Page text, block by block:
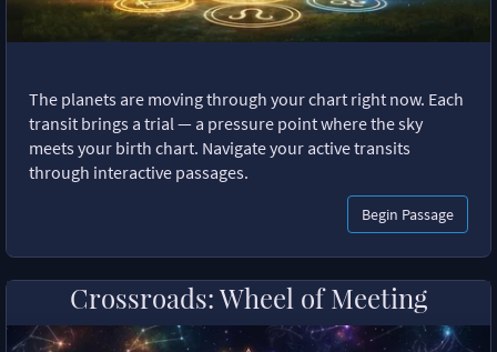
The planets are moving through your chart right now. Each
transit brings a trial — a pressure point where the sky
meets your birth chart. Navigate your active transits
through interactive passages.
Begin Passage
Crossroads: Wheel of Meeting